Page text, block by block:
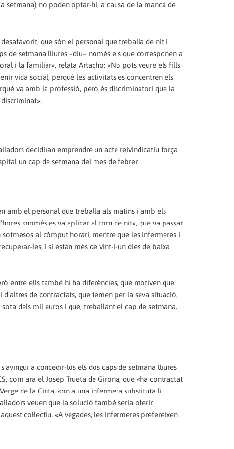
setmana) no poden optar-hi, a causa de la manca de
que són el personal que treballa de nit i
de setmana lliures –diu– només els que corresponen a
i la familiar», relata Artacho: «No pots veure els fills
vida social, perquè les activitats es concentren els
va amb la professió, però és discriminatori que la
decidiran emprendre un acte reivindicatiu força
un cap de setmana del mes de febrer.
amb el personal que treballa als matins i amb els
«només es va aplicar al torn de nit», que va passar
al còmput horari, mentre que les infermeres i
les, i si estan més de vint-i-un dies de baixa
entre ells també hi ha diferències, que motiven que
de contractats, que temen per la seva situació,
dels mil euros i que, treballant el cap de setmana,
a concedir-los els dos caps de setmana lliures
com ara el Josep Trueta de Girona, que «ha contractat
de la Cinta, «on a una infermera substituta li
veuen que la solució també seria oferir
col·lectiu. «A vegades, les infermeres prefereixen